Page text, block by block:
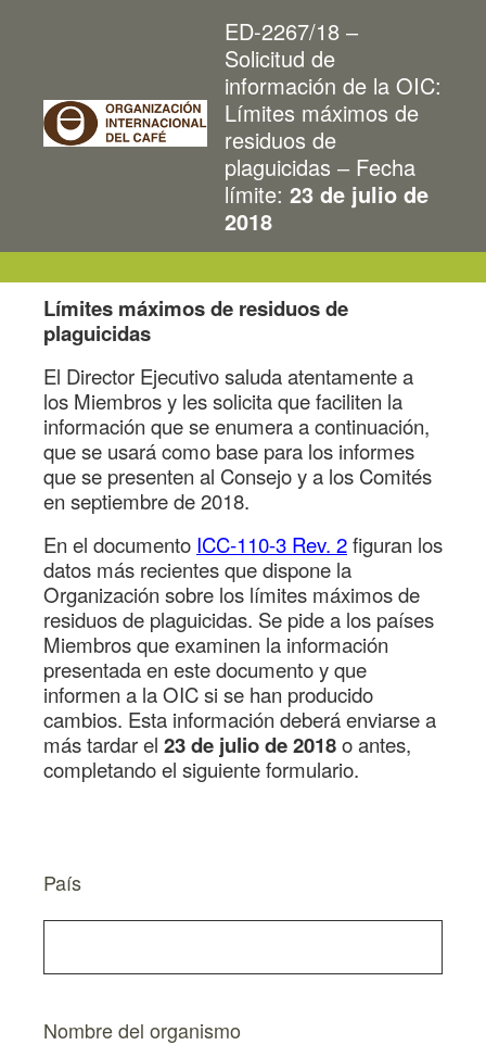
ED-2267/18 ‒
Solicitud de
información de la OIC:
Límites máximos de
residuos de
plaguicidas ‒ Fecha
límite:23 de julio de
2018
Límites máximos de residuos de
plaguicidas
El Director Ejecutivo saluda atentamente a
los Miembros y les solicita que faciliten la
información que se enumera a continuación,
que se usará como base para los informes
que se presenten al Consejo y a los Comités
en septiembre de 2018.
En el documento ICC-110-3 Rev. 2figuran los
datos más recientes que dispone la
Organización sobre los límites máximos de
residuos de plaguicidas. Se pide a los países
Miembros que examinen la información
presentada en este documento y que
informen a la OIC si se han producido
cambios. Esta información deberá enviarse a
más tardar el 23 de julio de 2018o antes,
completando el siguiente formulario.
País
Nombre del organismo